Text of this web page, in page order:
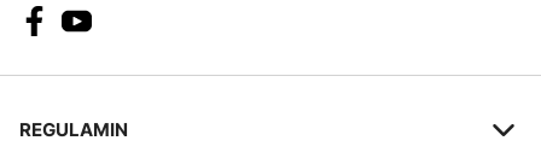
Linki w stopce
REGULAMIN